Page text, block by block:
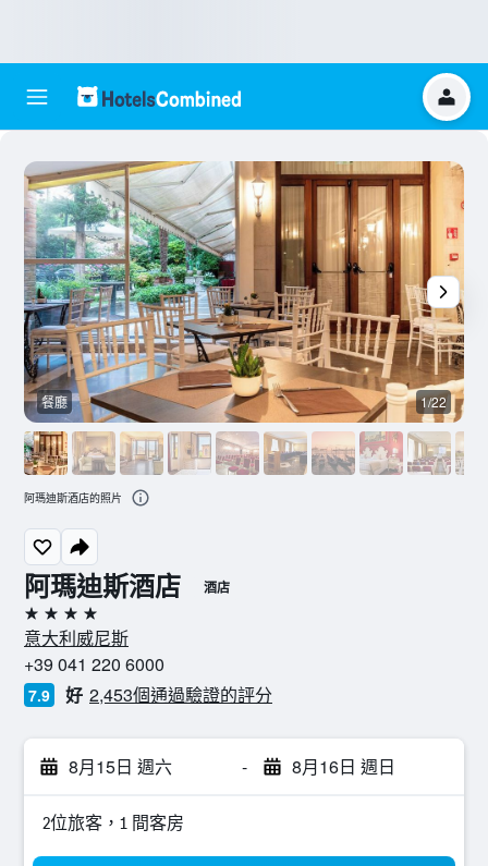
阿瑪迪斯酒店 酒店
4星級
意大利威尼斯
+39 041 220 6000
7.9 好 2,453個通過驗證的評分
8月15日 週六 - 8月16日 週日
2位旅客，1 間客房
餐廳 1/22
阿瑪迪斯酒店的照片